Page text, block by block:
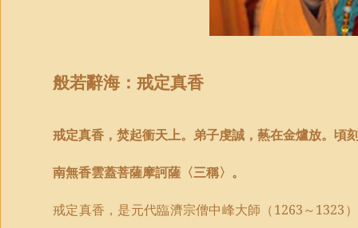
般若辭海： 戒定真香
戒定真香，焚起衝天上。弟子虔誠，爇在金爐放。頃
南無香雲蓋菩薩摩訶薩〈三稱〉。
戒定真香，是元代臨濟宗僧中峰大師（1263～1323